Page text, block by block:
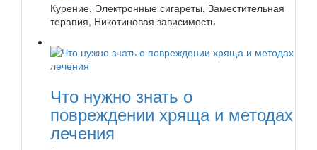
Курение, Электронные сигареты, Заместительная
терапия, Никотиновая зависимость
Что нужно знать о
повреждении хряща и методах
лечения